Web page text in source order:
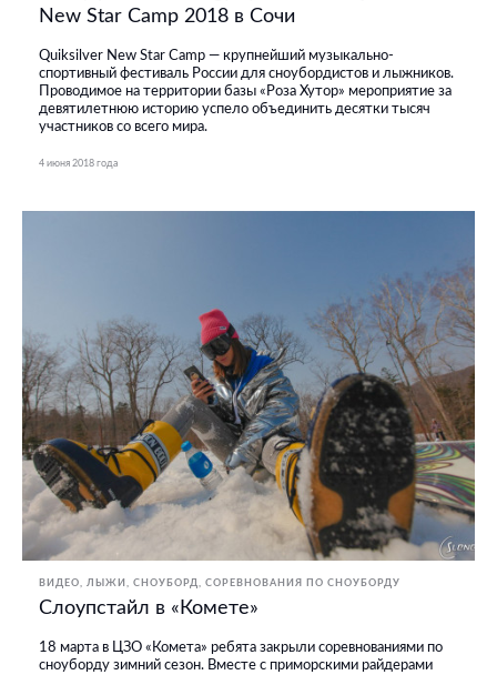
New Star Camp 2018 в Сочи
Quiksilver New Star Camp — крупнейший музыкально-
спортивный фестиваль России для сноубордистов и лыжников.
Проводимое на территории базы «Роза Хутор» мероприятие за
девятилетнюю историю успело объединить десятки тысяч
участников со всего мира.
4 июня 2018 года
ВИДЕО ЛЫЖИ, СНОУБОРД СОРЕВНОВАНИЯ ПО СНОУБОРДУ
Слоупстайл в «Комете»
18 марта в ЦЗО «Комета» ребята закрыли соревнованиями по
сноуборду зимний сезон. Вместе с приморскими райдерами